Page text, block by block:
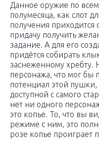
Данное оружие по
полумесяца, как слот
получения приходится
придачу получить
задание. А для его
придётся собирать
заснеженному
персонажа, что мог бы
потенциал этой
доступной с самого
нет ни одного
это копье. То, что вы
режиме с ним, это
розе копье проиграет